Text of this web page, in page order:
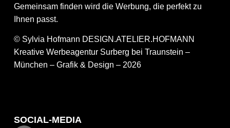
Gemeinsam finden wird die Werbung, die perfekt zu
Ihnen passt.
© Sylvia Hofmann DESIGN.ATELIER.HOFMANN
Kreative Werbeagentur Surberg bei Traunstein –
München – Grafik & Design – 2026
SOCIAL-MEDIA